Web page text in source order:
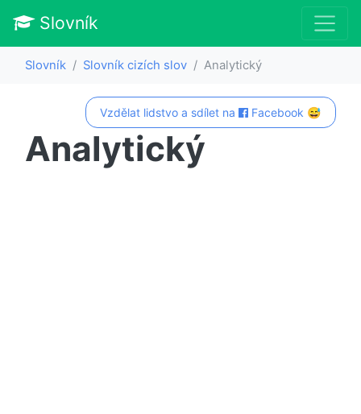
Slovník
Slovník Slovník cizích slov Analytický
Vzdělat lidstvo a sdílet na Facebook 😅
Analytický